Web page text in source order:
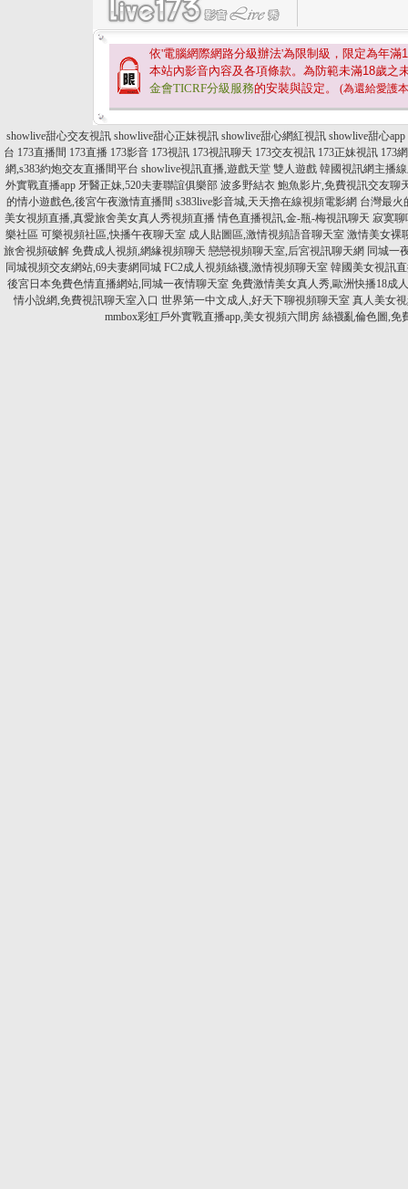
依'電腦網際網路分級辦法'為限制級，限定為年滿
本站內影音內容及各項條款。為防範未滿18歲之
金會TICRF分級服務的安裝與設定。 (為還給愛護
showlive甜心交友視訊 showlive甜心正妹視訊 showlive甜心網紅視訊 showlive甜心app
台 173直播間 173直播 173影音 173視訊 173視訊聊天 173交友視訊 173正妹視訊 173
網,s383約炮交友直播間平台 showlive視訊直播,遊戲天堂 雙人遊戲 韓國視訊網主播
外實戰直播app 牙醫正妹,520夫妻聯誼俱樂部 波多野結衣 鮑魚影片,免費視訊交友聊
的情小遊戲色,後宮午夜激情直播間 s383live影音城,天天擼在線視頻電影網 台灣最火
美女視頻直播,真愛旅舍美女真人秀視頻直播 情色直播視訊,金-瓶-梅視訊聊天 寂寞聊
樂社區 可樂視頻社區,快播午夜聊天室 成人貼圖區,激情視頻語音聊天室 激情美女裸
旅舍視頻破解 免費成人視頻,網緣視頻聊天 戀戀視頻聊天室,后宮視訊聊天網 同城一
同城視頻交友網站,69夫妻網同城 FC2成人視頻絲襪,激情視頻聊天室 韓國美女視訊
後宮日本免費色情直播網站,同城一夜情聊天室 免費激情美女真人秀,歐洲快播18成
情小說網,免費視訊聊天室入口 世界第一中文成人,好天下聊視頻聊天室 真人美女
mmbox彩虹戶外實戰直播app,美女視頻六間房 絲襪亂倫色圖,免